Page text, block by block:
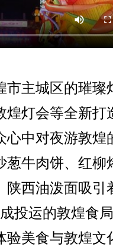
主城区的璀璨
煌灯会等全新打
心中对夜游敦煌
葱牛肉饼、红柳
陕西油泼面吸引
投运的敦煌食
验美食与敦煌文